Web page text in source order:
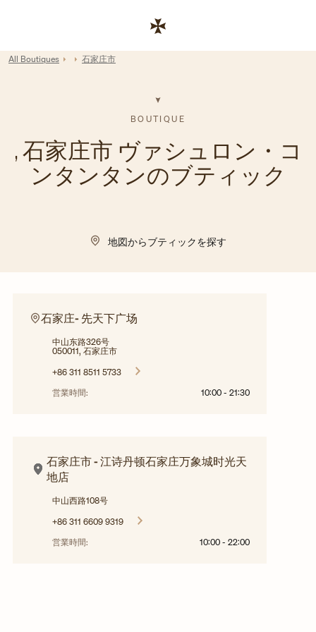
コーポレートサイトへのリンク
Return to Nav
All Boutiques 石家庄市
BOUTIQUE
, 石家庄市 ヴァシュロン・コ
ンタンタンのブティック
地図からブティックを探す
石家庄- 先天下广场
中山东路326号
050011, 石家庄市
+86 311 8511 5733
営業時間:
10:00 - 21:30
石家庄市 - 江诗丹顿石家庄万象城时光天
地店
中山西路108号
+86 311 6609 9319
営業時間:
10:00 - 22:00